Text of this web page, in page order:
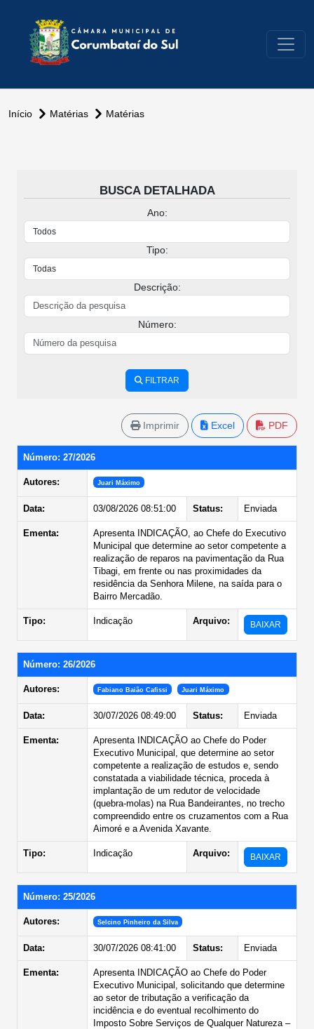
Início Matérias Matérias
BUSCA DETALHADA
Ano:
Tipo:
Descrição:
Número:
FILTRAR
Imprimir Excel PDF
Número: 27/2026
Autores: Juari Máximo
Data: 03/08/2026 08:51:00 Status: Enviada
Ementa:
Apresenta INDICAÇÃO, ao Chefe do Executivo
Municipal que determine ao setor competente a
realização de reparos na pavimentação da Rua
Tibagi, em frente ou nas proximidades da
residência da Senhora Milene, na saída para o
Bairro Mercadão.
Tipo: Indicação Arquivo: BAIXAR
Número: 26/2026
Autores: Fabiano Baião Cafissi Juari Máximo
Data: 30/07/2026 08:49:00 Status: Enviada
Ementa:
Apresenta INDICAÇÃO ao Chefe do Poder
Executivo Municipal, que determine ao setor
competente a realização de estudos e, sendo
constatada a viabilidade técnica, proceda à
implantação de um redutor de velocidade
(quebra-molas) na Rua Bandeirantes, no trecho
compreendido entre os cruzamentos com a Rua
Aimoré e a Avenida Xavante.
Tipo: Indicação Arquivo: BAIXAR
Número: 25/2026
Autores: Selcino Pinheiro da Silva
Data: 30/07/2026 08:41:00 Status: Enviada
Ementa:
Apresenta INDICAÇÃO ao Chefe do Poder
Executivo Municipal, solicitando que determine
ao setor de tributação a verificação da
incidência e do eventual recolhimento do
Imposto Sobre Serviços de Qualquer Natureza –